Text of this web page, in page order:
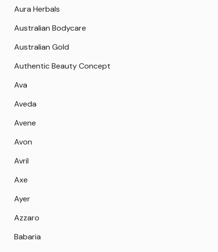
Aura Herbals
Australian Bodycare
Australian Gold
Authentic Beauty Concept
Ava
Aveda
Avene
Avon
Avril
Axe
Ayer
Azzaro
Babaria